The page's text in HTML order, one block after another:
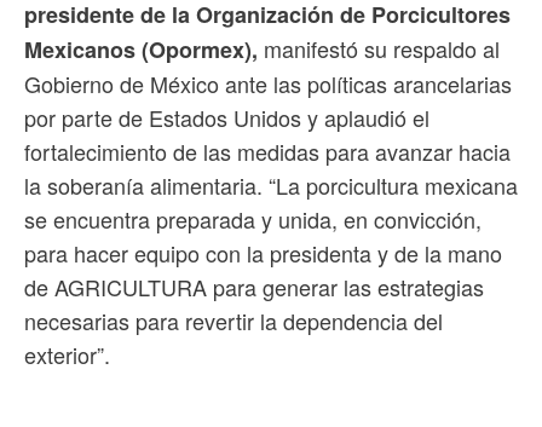
presidente de la Organización de Porcicultores
Mexicanos (Opormex), manifestó su respaldo al
Gobierno de México ante las políticas arancelarias
por parte de Estados Unidos y aplaudió el
fortalecimiento de las medidas para avanzar hacia
la soberanía alimentaria. “La porcicultura mexicana
se encuentra preparada y unida, en convicción,
para hacer equipo con la presidenta y de la mano
de AGRICULTURA para generar las estrategias
necesarias para revertir la dependencia del
exterior”.